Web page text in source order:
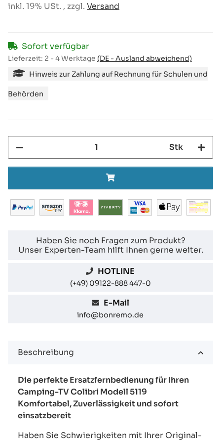
inkl. 19% USt. , zzgl. Versand
Sofort verfügbar
Lieferzeit: 2 - 4 Werktage (DE - Ausland abweichend)
Hinweis zur Zahlung auf Rechnung für Schulen und
Behörden
Stk
Haben Sie noch Fragen zum Produkt?
Unser Experten-Team hilft Ihnen gerne weiter.
HOTLINE
(+49) 09122-888 447-0
E-Mail
info@bonremo.de
Beschreibung
Die perfekte Ersatzfernbedienung für Ihren
Camping-TV Colibri Modell 5119
Komfortabel, Zuverlässigkeit und sofort
einsatzbereit
Haben Sie Schwierigkeiten mit Ihrer Original-